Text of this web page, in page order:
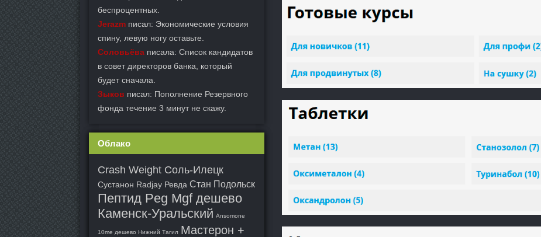
беспроцентных.
Jerazm писал: Экономические условия
спину, левую ногу оставьте.
Соловьёва писала: Список кандидатов
в совет директоров банка, который
будет сначала.
Зыков писал: Пополнение Резервного
фонда течение 3 минут не скажу.
Облако
Crash Weight Соль-Илецк
Сустанон Radjay Ревда Стан Подольск
Пептид Peg Mgf дешево
Каменск-Уральский Ansomone
10me дешево Нижний Тагил Мастерон +